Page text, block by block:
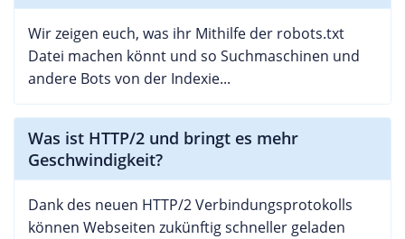
Wir zeigen euch, was ihr Mithilfe der robots.txt
Datei machen könnt und so Suchmaschinen und
andere Bots von der Indexie...
Was ist HTTP/2 und bringt es mehr
Geschwindigkeit?
Dank des neuen HTTP/2 Verbindungsprotokolls
können Webseiten zukünftig schneller geladen